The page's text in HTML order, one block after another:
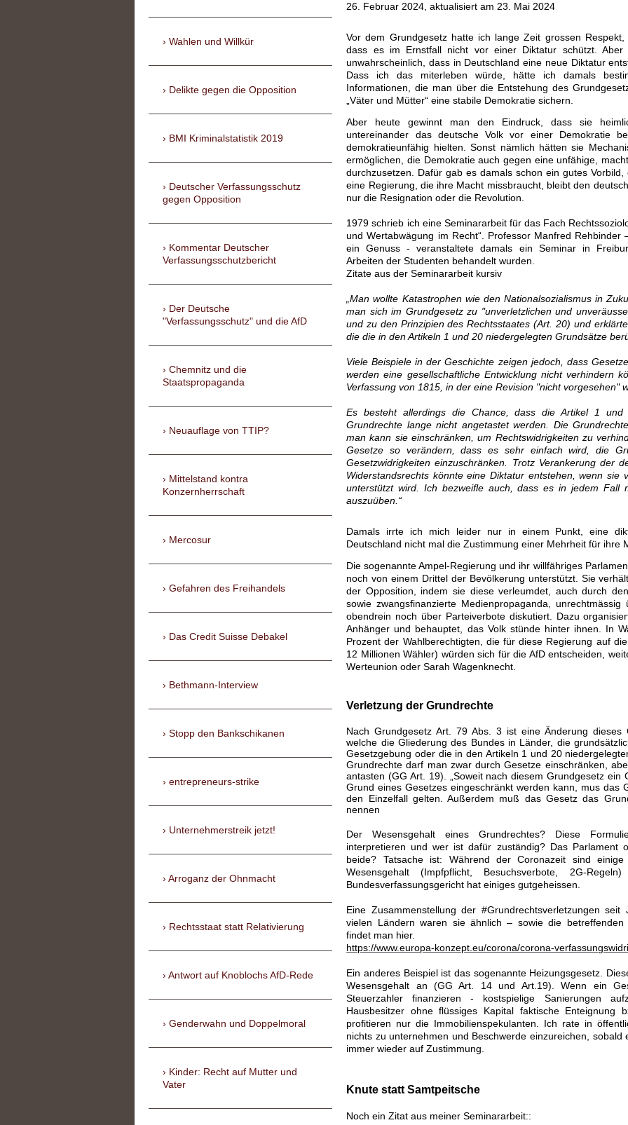
26. Februar 2024, aktualisiert am 23. Mai 2024
Vor dem Grundgesetz hatte ich lange Zeit grossen
dass es im Ernstfall nicht vor einer Diktatur schützt.
unwahrscheinlich, dass in Deutschland eine neue Diktatur
Dass ich das miterleben würde, hätte ich damals
Informationen, die man über die Entstehung des
„Väter und Mütter“ eine stabile Demokratie sichern.
Aber heute gewinnt man den Eindruck, dass sie
untereinander das deutsche Volk vor einer Demokratie
demokratieunfähig hielten. Sonst nämlich hätten sie
ermöglichen, die Demokratie auch gegen eine unfähige,
durchzusetzen. Dafür gab es damals schon ein gutes
eine Regierung, die ihre Macht missbraucht, bleibt den
nur die Resignation oder die Revolution.
1979 schrieb ich eine Seminararbeit für das Fach
und Wertabwägung im Recht“. Professor Manfred Rehbinder
ein Genuss - veranstaltete damals ein Seminar in
Arbeiten der Studenten behandelt wurden.
Zitate aus der Seminararbeit kursiv
„Man wollte Katastrophen wie den Nationalsozialismus in
man sich im Grundgesetz zu "unverletzlichen und
und zu den Prinzipien des Rechtsstaates (Art. 20) und
die die in den Artikeln 1 und 20 niedergelegten Grundsätze
Viele Beispiele in der Geschichte zeigen jedoch, dass
werden eine gesellschaftliche Entwicklung nicht verhindern
Verfassung von 1815, in der eine Revision "nicht vorgesehen"
Es besteht allerdings die Chance, dass die Artikel 1
Grundrechte lange nicht angetastet werden. Die
man kann sie einschränken, um Rechtswidrigkeiten zu
Gesetze so verändern, dass es sehr einfach wird, die
Gesetzwidrigkeiten einzuschränken. Trotz Verankerung der
Widerstandsrechts könnte eine Diktatur entstehen, wenn sie
unterstützt wird. Ich bezweifle auch, dass es in jedem Fall
auszuüben.“
Damals irrte ich mich leider nur in einem Punkt, eine
Deutschland nicht mal die Zustimmung einer Mehrheit für ihre
Die sogenannte Ampel-Regierung und ihr willfähriges
noch von einem Drittel der Bevölkerung unterstützt. Sie
der Opposition, indem sie diese verleumdet, auch durch
sowie zwangsfinanzierte Medienpropaganda,
obendrein noch über Parteiverbote diskutiert. Dazu
Anhänger und behauptet, das Volk stünde hinter ihnen. In
Prozent der Wahlberechtigten, die für diese Regierung auf
12 Millionen Wähler) würden sich für die AfD entscheiden,
Werteunion oder Sarah Wagenknecht.
Verletzung der Grundrechte
Nach Grundgesetz Art. 79 Abs. 3 ist eine Änderung dieses
welche die Gliederung des Bundes in Länder, die
Gesetzgebung oder die in den Artikeln 1 und 20
Grundrechte darf man zwar durch Gesetze einschränken,
antasten (GG Art. 19). „Soweit nach diesem Grundgesetz
Grund eines Gesetzes eingeschränkt werden kann, mus das
den Einzelfall gelten. Außerdem muß das Gesetz das
nennen
Der Wesensgehalt eines Grundrechtes? Diese
interpretieren und wer ist dafür zuständig? Das Parlament
beide? Tatsache ist: Während der Coronazeit sind
Wesensgehalt (Impfpflicht, Besuchsverbote, 2G-
Bundesverfassungsgericht hat einiges gutgeheissen.
Eine Zusammenstellung der #Grundrechtsverletzungen
vielen Ländern waren sie ähnlich – sowie die betreffenden
findet man hier.
https://www.europa-konzept.eu/corona/corona-
Ein anderes Beispiel ist das sogenannte Heizungsgesetz.
Wesensgehalt an (GG Art. 14 und Art.19). Wenn ein
Steuerzahler finanzieren - kostspielige Sanierungen
Hausbesitzer ohne flüssiges Kapital faktische Enteignung
profitieren nur die Immobilienspekulanten. Ich rate in
nichts zu unternehmen und Beschwerde einzureichen, sobald
immer wieder auf Zustimmung.
Knute statt Samtpeitsche
Noch ein Zitat aus meiner Seminararbeit::
Wahlen und Willkür
Delikte gegen die Opposition
BMI Kriminalstatistik 2019
Deutscher Verfassungsschutz
gegen Opposition
Kommentar Deutscher
Verfassungsschutzbericht
Der Deutsche
"Verfassungsschutz" und die AfD
Chemnitz und die
Staatspropaganda
Neuauflage von TTIP?
Mittelstand kontra
Konzernherrschaft
Mercosur
Gefahren des Freihandels
Das Credit Suisse Debakel
Bethmann-Interview
Stopp den Bankschikanen
entrepreneurs-strike
Unternehmerstreik jetzt!
Arroganz der Ohnmacht
Rechtsstaat statt Relativierung
Antwort auf Knoblochs AfD-Rede
Genderwahn und Doppelmoral
Kinder: Recht auf Mutter und
Vater